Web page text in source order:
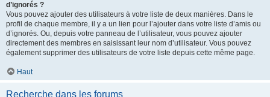
d’ignorés ?
Vous pouvez ajouter des utilisateurs à votre liste de deux manières. Dans le
profil de chaque membre, il y a un lien pour l’ajouter dans votre liste d’amis ou
d’ignorés. Ou, depuis votre panneau de l’utilisateur, vous pouvez ajouter
directement des membres en saisissant leur nom d’utilisateur. Vous pouvez
également supprimer des utilisateurs de votre liste depuis cette même page.
Haut
Recherche dans les forums